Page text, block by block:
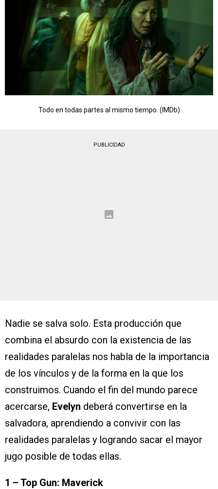
Todo en todas partes al mismo tiempo. (IMDb)
PUBLICIDAD
Nadie se salva solo. Esta producción que
combina el absurdo con la existencia de las
realidades paralelas nos habla de la importancia
de los vínculos y de la forma en la que los
construimos. Cuando el fin del mundo parece
acercarse, Evelyn deberá convertirse en la
salvadora, aprendiendo a convivir con las
realidades paralelas y logrando sacar el mayor
jugo posible de todas ellas.
1 – Top Gun: Maverick